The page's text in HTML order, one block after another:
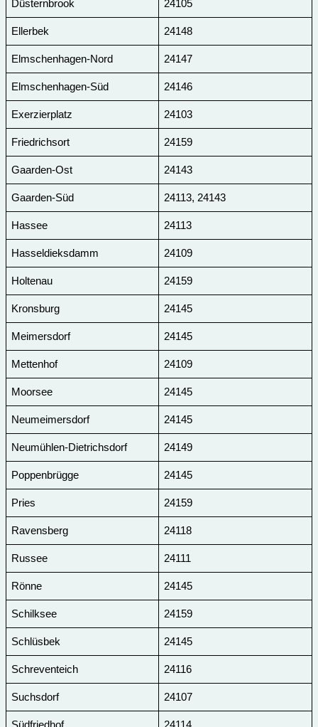
Düsternbrook 24105
Ellerbek 24148
Elmschenhagen-Nord 24147
Elmschenhagen-Süd 24146
Exerzierplatz 24103
Friedrichsort 24159
Gaarden-Ost 24143
Gaarden-Süd 24113, 24143
Hassee 24113
Hasseldieksdamm 24109
Holtenau 24159
Kronsburg 24145
Meimersdorf 24145
Mettenhof 24109
Moorsee 24145
Neumeimersdorf 24145
Neumühlen-Dietrichsdorf 24149
Poppenbrügge 24145
Pries 24159
Ravensberg 24118
Russee 24111
Rönne 24145
Schilksee 24159
Schlüsbek 24145
Schreventeich 24116
Suchsdorf 24107
Südfriedhof 24114